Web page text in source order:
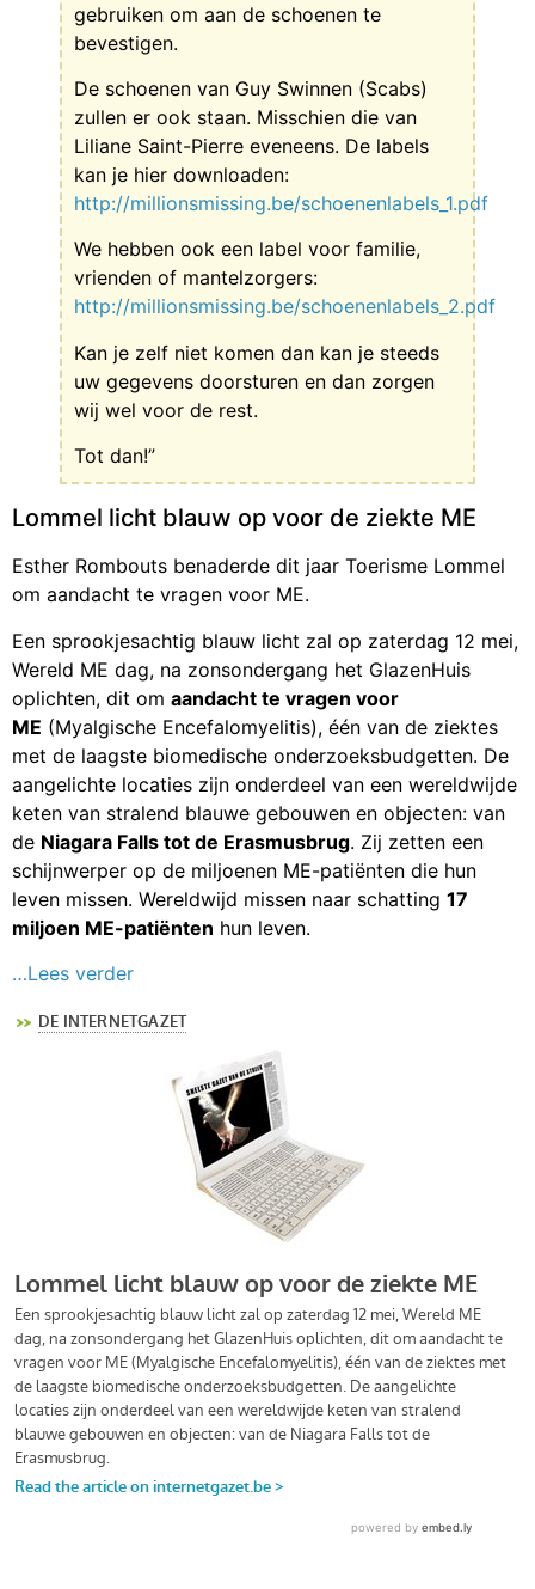
gebruiken om aan de schoenen te
bevestigen.
De schoenen van Guy Swinnen (Scabs)
zullen er ook staan. Misschien die van
Liliane Saint-Pierre eveneens. De labels
kan je hier downloaden:
http://millionsmissing.be/schoenenlabels_1.pdf
We hebben ook een label voor familie,
vrienden of mantelzorgers:
http://millionsmissing.be/schoenenlabels_2.pdf
Kan je zelf niet komen dan kan je steeds
uw gegevens doorsturen en dan zorgen
wij wel voor de rest.
Tot dan!”
Lommel licht blauw op voor de ziekte ME
Esther Rombouts benaderde dit jaar Toerisme Lommel
om aandacht te vragen voor ME.
Een sprookjesachtig blauw licht zal op zaterdag 12 mei,
Wereld ME dag, na zonsondergang het GlazenHuis
oplichten, dit om aandacht te vragen voor
ME (Myalgische Encefalomyelitis), één van de ziektes
met de laagste biomedische onderzoeksbudgetten. De
aangelichte locaties zijn onderdeel van een wereldwijde
keten van stralend blauwe gebouwen en objecten: van
de Niagara Falls tot de Erasmusbrug. Zij zetten een
schijnwerper op de miljoenen ME-patiënten die hun
leven missen. Wereldwijd missen naar schatting 17
miljoen ME-patiënten hun leven.
…Lees verder